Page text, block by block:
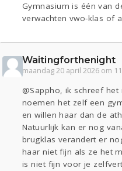
Gymnasium is één van
verwachten vwo-klas of
Waitingforthenight
maandag 20 april 2026 om
@Sappho, ik schreef
noemen het zelf een
en willen haar dan de
Natuurlijk kan er nog
brugklas verandert er
haar niet fijn als ze het
is niet fijn voor je